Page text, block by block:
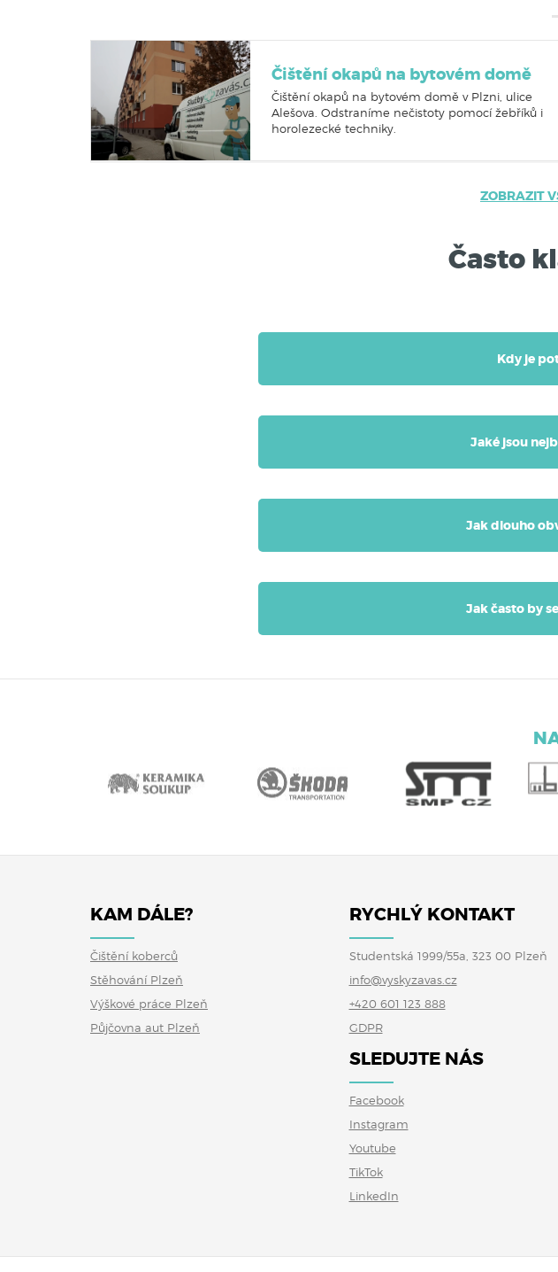
Čištění okapů na bytovém domě
Čištění okapů na bytovém domě v Plzni, ulice
Alešova. Odstraníme nečistoty pomocí žebříků i
horolezecké techniky.
ZOBRAZIT
Často
Kdy je
Jaké jsou
Jak dlouho
Jak často by
KAM DÁLE?
Čištění koberců
Stěhování Plzeň
Výškové práce Plzeň
Půjčovna aut Plzeň
RYCHLÝ KONTAKT
Studentská 1999/55a, 323 00 Plzeň
info@vyskyzavas.cz
+420 601 123 888
GDPR
SLEDUJTE NÁS
Facebook
Instagram
Youtube
TikTok
LinkedIn